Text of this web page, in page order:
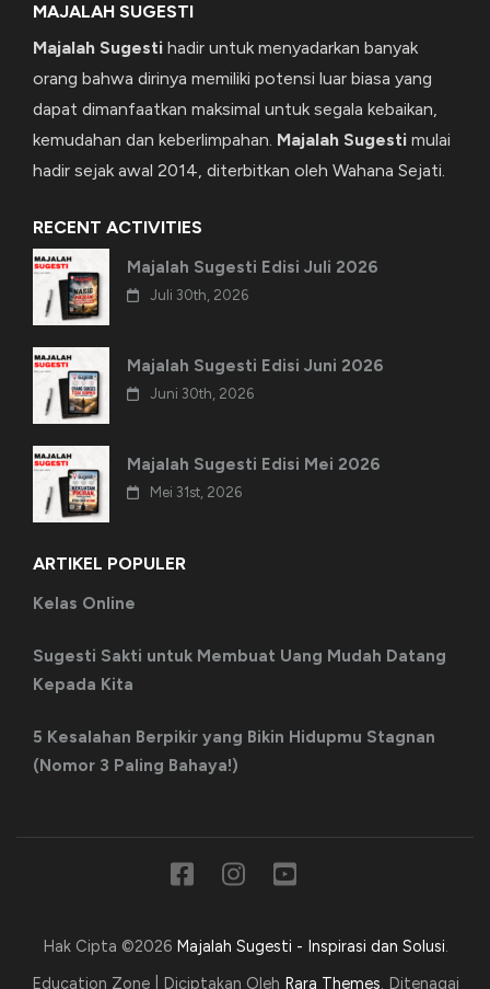
MAJALAH SUGESTI
Majalah Sugesti hadir untuk menyadarkan banyak
orang bahwa dirinya memiliki potensi luar biasa yang
dapat dimanfaatkan maksimal untuk segala kebaikan,
kemudahan dan keberlimpahan. Majalah Sugesti mulai
hadir sejak awal 2014, diterbitkan oleh Wahana Sejati.
RECENT ACTIVITIES
Majalah Sugesti Edisi Juli 2026
Juli 30th, 2026
Majalah Sugesti Edisi Juni 2026
Juni 30th, 2026
Majalah Sugesti Edisi Mei 2026
Mei 31st, 2026
ARTIKEL POPULER
Kelas Online
Sugesti Sakti untuk Membuat Uang Mudah Datang
Kepada Kita
5 Kesalahan Berpikir yang Bikin Hidupmu Stagnan
(Nomor 3 Paling Bahaya!)
Hak Cipta ©2026 Majalah Sugesti - Inspirasi dan Solusi.
Education Zone | Diciptakan Oleh Rara Themes. Ditenagai